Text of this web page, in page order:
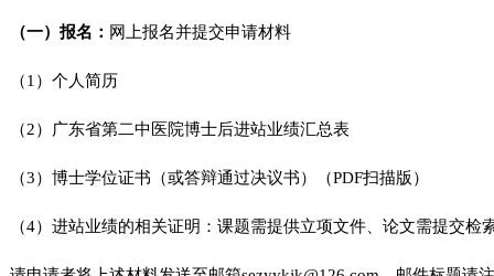
（一）报名： 网上报名并提交申请材料
（1）个人简历
（2）广东省第二中医院博士后进站业绩汇总表
（3）博士学位证书（或答辩通过决议书）（PDF扫描版）
（4）进站业绩的相关证明：课题需提供立项文件、论文需提交检